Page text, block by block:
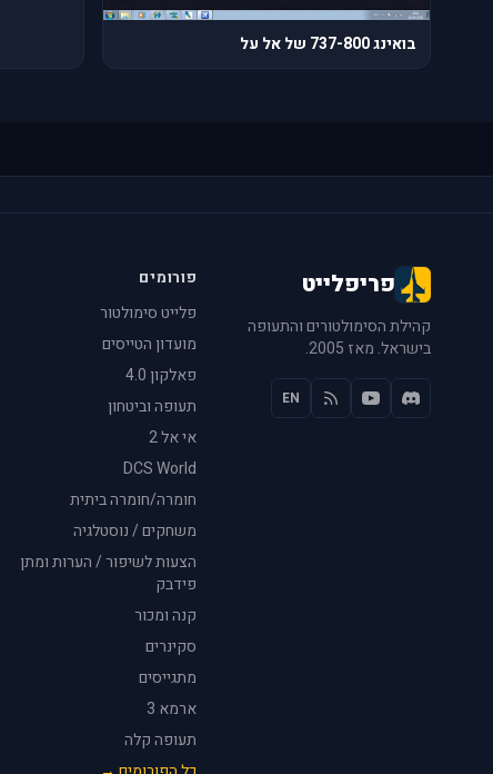
בואינג 737-800 של אל על
פריפלייט
קהילת הסימולטורים והתעופה
בישראל. מאז 2005.
EN
פורומים
פלייט סימולטור
מועדון הטייסים
פאלקון 4.0
תעופה וביטחון
אי אל 2
DCS World
חומרה/חומרה ביתית
משחקים / נוסטלגיה
הצעות לשיפור / הערות ומתן
פידבק
קנה ומכור
סקינרים
מתגייסים
ארמא 3
תעופה קלה